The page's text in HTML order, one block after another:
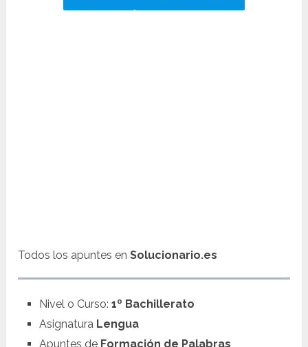
Todos los apuntes enSolucionario.es
Nivel o Curso: 1º Bachillerato
Asignatura Lengua
Apuntes de Formación de Palabras